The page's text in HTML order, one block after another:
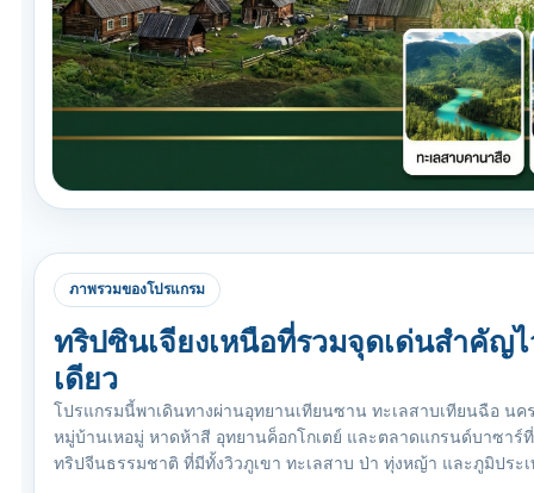
ภาพรวมของโปรแกรม
ทริปซินเจียงเหนือที่รวมจุดเด่นสำคัญ
เดียว
โปรแกรมนี้พาเดินทางผ่านอุทยานเทียนซาน ทะเลสาบเทียนฉือ นค
หมู่บ้านเหอมู่ หาดห้าสี อุทยานค็อกโกเตย์ และตลาดแกรนด์บาซาร์
ทริปจีนธรรมชาติ ที่มีทั้งวิวภูเขา ทะเลสาบ ป่า ทุ่งหญ้า และภูมิประ